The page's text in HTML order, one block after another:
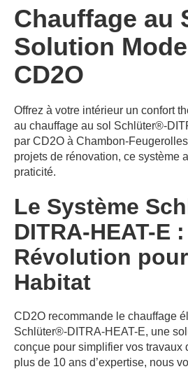
Chauffage au
Solution
CD2O
Offrez à votre intérieur un confort
au chauffage au sol Schlüter®-
par CD2O à Chambon-
projets de rénovation, ce système
praticité.
Le Système
DITRA-HEAT-E
Révolution
Habitat
CD2O recommande le chauffage
Schlüter®-DITRA-HEAT-E, une
conçue pour simplifier vos travaux
plus de 10 ans d’expertise, nous